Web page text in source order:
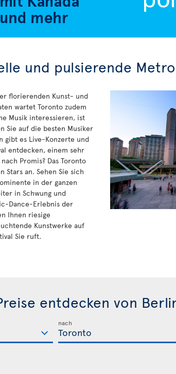
und pulsierende
florierenden Kunst- und
wartet Toronto zudem
Musik interessieren, ist
Sie auf die besten Musiker
gibt es Live-Konzerte und
entdecken, einem sehr
Promis? Das Toronto
an. Sehen Sie sich
in der ganzen
in Schwung und
Dance-Erlebnis der
Ihnen riesige
Kunstwerke auf
Sie ruft.
entdecken von
nach